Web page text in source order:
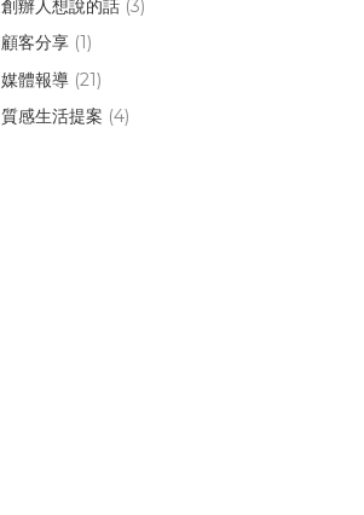
創辦人想說的話 (3)
顧客分享 (1)
媒體報導 (21)
質感生活提案 (4)